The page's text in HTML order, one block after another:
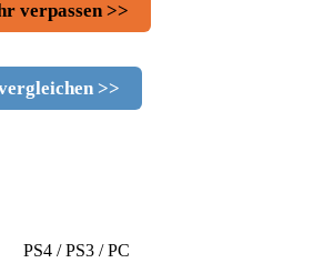
verpassen >>
>>
PS4 / PS3 / PC